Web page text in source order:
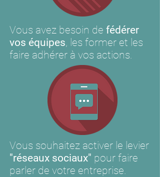
Vous avez besoin de fédérer
vos équipes, les former et les
faire adhérer à vos actions.
Vous souhaitez activer le levier
"réseaux sociaux" pour faire
parler de votre entreprise.